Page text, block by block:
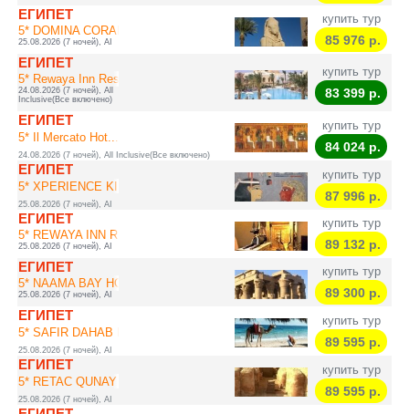
ЕГИПЕТ
5* DOMINA CORAL B...
25.08.2026 (7 ночей), AI
купить тур
85 976 р.
ЕГИПЕТ
5* Rewaya Inn Res...
24.08.2026 (7 ночей), All
Inclusive(Все включено)
купить тур
83 399 р.
ЕГИПЕТ
5* Il Mercato Hot...
24.08.2026 (7 ночей), All Inclusive(Все включено)
купить тур
84 024 р.
ЕГИПЕТ
5* XPERIENCE KIRO...
25.08.2026 (7 ночей), AI
купить тур
87 996 р.
ЕГИПЕТ
5* REWAYA INN RES...
25.08.2026 (7 ночей), AI
купить тур
89 132 р.
ЕГИПЕТ
5* NAAMA BAY HOTE...
25.08.2026 (7 ночей), AI
купить тур
89 300 р.
ЕГИПЕТ
5* SAFIR DAHAB RE...
25.08.2026 (7 ночей), AI
купить тур
89 595 р.
ЕГИПЕТ
5* RETAC QUNAY DA...
25.08.2026 (7 ночей), AI
купить тур
89 595 р.